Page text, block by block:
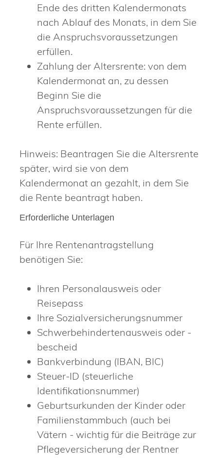
Ende des dritten Kalendermonats
nach Ablauf des Monats, in dem Sie
die Anspruchsvoraussetzungen
erfüllen.
Zahlung der Altersrente: von dem
Kalendermonat an, zu dessen
Beginn Sie die
Anspruchsvoraussetzungen für die
Rente erfüllen.
Hinweis: Beantragen Sie die Altersrente
später, wird sie von dem
Kalendermonat an gezahlt, in dem Sie
die Rente beantragt haben.
Erforderliche Unterlagen
Für Ihre Rentenantragstellung
benötigen Sie:
Ihren Personalausweis oder
Reisepass
Ihre Sozialversicherungsnummer
Schwerbehindertenausweis oder -
bescheid
Bankverbindung (IBAN, BIC)
Steuer-ID (steuerliche
Identifikationsnummer)
Geburtsurkunden der Kinder oder
Familienstammbuch (auch bei
Vätern - wichtig für die Beiträge zur
Pflegeversicherung der Rentner